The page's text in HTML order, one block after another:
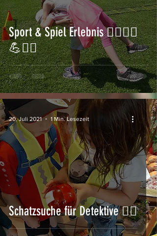
Sport & Spiel Erlebnis 🏃‍♂️🏋️‍♀️
💪🤸‍♀️
Schatzsuche für Detektive 🕵️‍♂️
20. Juli 2021 1 Min. Lesezeit